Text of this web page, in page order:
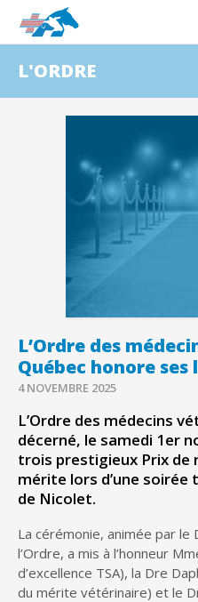
L'ORDRE
L’Ordre des
Québec honore ses
4 NOVEMBRE 2025
L’Ordre des médecins
décerné, le samedi 1er
trois prestigieux Prix de
mérite lors d’une
de Nicolet.
La cérémonie, animée par
l’Ordre, a mis à l’honneur
d’excellence TSA), la Dre
du mérite vétérinaire) et le